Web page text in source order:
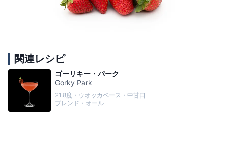
関連レシピ
ゴーリキー・パーク
Gorky Park
21.8度・ウオッカベース・中甘口
ブレンド・オール